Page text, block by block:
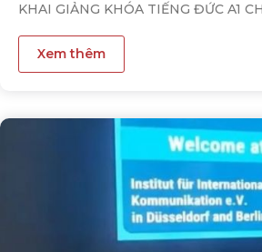
KHAI GIẢNG KHÓA TIẾNG ĐỨC A1
Xem thêm